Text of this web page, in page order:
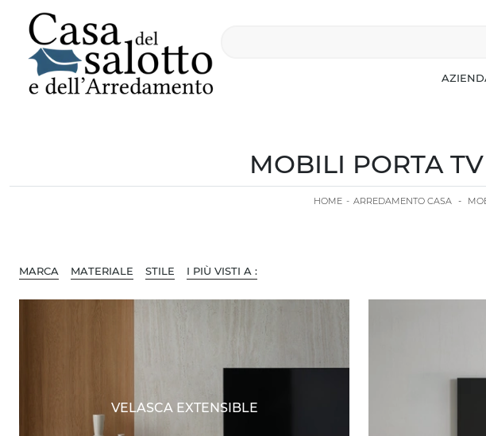
MOBILI PORTA
HOME - ARREDAMENTO CASA -
MARCA MATERIALE STILE I PIÙ VISTI A :
VELASCA EXTENSIBLE